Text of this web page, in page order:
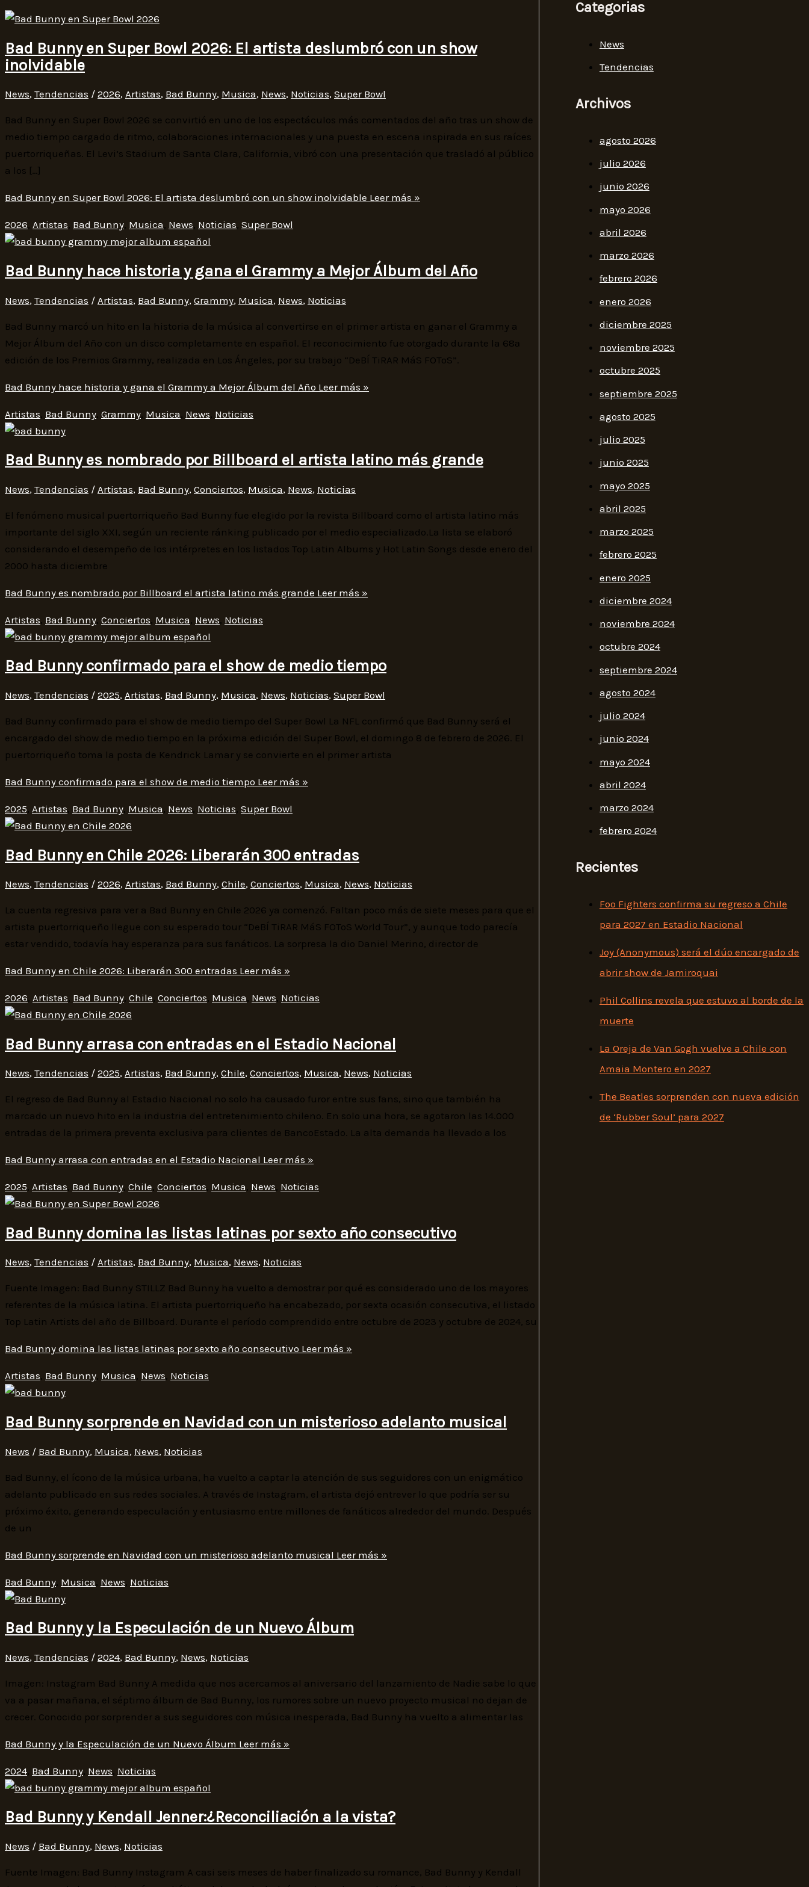
Bad Bunny en Super Bowl 2026: El artista deslumbró con un show
inolvidable
News, Tendencias / 2026, Artistas, Bad Bunny, Musica, News, Noticias, Super Bowl
Bad Bunny en Super Bowl 2026 se convirtió en uno de los espectáculos más comentados del año tras un show de
medio tiempo cargado de ritmo, colaboraciones internacionales y una puesta en escena inspirada en sus raíces
puertorriqueñas. El Levi’s Stadium de Santa Clara, California, vibró con una presentación que trasladó al público
a los […]
Bad Bunny en Super Bowl 2026: El artista deslumbró con un show inolvidable Leer más »
2026, Artistas, Bad Bunny, Musica, News, Noticias, Super Bowl
Bad Bunny hace historia y gana el Grammy a Mejor Álbum del Año
News, Tendencias / Artistas, Bad Bunny, Grammy, Musica, News, Noticias
Bad Bunny marcó un hito en la historia de la música al convertirse en el primer artista en ganar el Grammy a
Mejor Álbum del Año con un disco completamente en español. El reconocimiento fue otorgado durante la 68ª
edición de los Premios Grammy, realizada en Los Ángeles, por su trabajo “DeBÍ TiRAR MáS FOToS”.
Bad Bunny hace historia y gana el Grammy a Mejor Álbum del Año Leer más »
Artistas, Bad Bunny, Grammy, Musica, News, Noticias
Bad Bunny es nombrado por Billboard el artista latino más grande
News, Tendencias / Artistas, Bad Bunny, Conciertos, Musica, News, Noticias
El fenómeno musical puertorriqueño Bad Bunny fue elegido por la revista Billboard como el artista latino más
importante del siglo XXI, según un reciente ránking publicado por el medio especializado.La lista se elaboró
considerando el desempeño de los intérpretes en los listados Top Latin Albums y Hot Latin Songs desde enero del
2000 hasta diciembre
Bad Bunny es nombrado por Billboard el artista latino más grande Leer más »
Artistas, Bad Bunny, Conciertos, Musica, News, Noticias
Bad Bunny confirmado para el show de medio tiempo
News, Tendencias / 2025, Artistas, Bad Bunny, Musica, News, Noticias, Super Bowl
Bad Bunny confirmado para el show de medio tiempo del Super Bowl La NFL confirmó que Bad Bunny será el
encargado del show de medio tiempo en la próxima edición del Super Bowl, el domingo 8 de febrero de 2026. El
puertorriqueño toma la posta de Kendrick Lamar y se convierte en el primer artista
Bad Bunny confirmado para el show de medio tiempo Leer más »
2025, Artistas, Bad Bunny, Musica, News, Noticias, Super Bowl
Bad Bunny en Chile 2026: Liberarán 300 entradas
News, Tendencias / 2026, Artistas, Bad Bunny, Chile, Conciertos, Musica, News, Noticias
La cuenta regresiva para ver a Bad Bunny en Chile 2026 ya comenzó. Faltan poco más de siete meses para que el
artista puertorriqueño llegue con su esperado tour “DeBÍ TiRAR MáS FOToS World Tour”, y aunque todo parecía
estar vendido, todavía hay esperanza para sus fanáticos. La sorpresa la dio Daniel Merino, director de
Bad Bunny en Chile 2026: Liberarán 300 entradas Leer más »
2026, Artistas, Bad Bunny, Chile, Conciertos, Musica, News, Noticias
Bad Bunny arrasa con entradas en el Estadio Nacional
News, Tendencias / 2025, Artistas, Bad Bunny, Chile, Conciertos, Musica, News, Noticias
El regreso de Bad Bunny al Estadio Nacional no solo ha causado furor entre sus fans, sino que también ha
marcado un nuevo hito en la industria del entretenimiento chileno. En solo una hora, se agotaron las 14.000
entradas de la primera preventa exclusiva para clientes de BancoEstado. La alta demanda ha llevado a los
Bad Bunny arrasa con entradas en el Estadio Nacional Leer más »
2025, Artistas, Bad Bunny, Chile, Conciertos, Musica, News, Noticias
Bad Bunny domina las listas latinas por sexto año consecutivo
News, Tendencias / Artistas, Bad Bunny, Musica, News, Noticias
Fuente Imagen: Bad Bunny STILLZ Bad Bunny ha vuelto a demostrar por qué es considerado uno de los mayores
referentes de la música latina. El artista puertorriqueño ha encabezado, por sexta ocasión consecutiva, el listado
Top Latin Artists del año de Billboard. Durante el período comprendido entre octubre de 2023 y octubre de 2024, su
Bad Bunny domina las listas latinas por sexto año consecutivo Leer más »
Artistas, Bad Bunny, Musica, News, Noticias
Bad Bunny sorprende en Navidad con un misterioso adelanto musical
News / Bad Bunny, Musica, News, Noticias
Bad Bunny, el ícono de la música urbana, ha vuelto a captar la atención de sus seguidores con un enigmático
adelanto publicado en sus redes sociales. A través de Instagram, el artista dejó entrever lo que podría ser su
próximo éxito, generando especulación y entusiasmo entre millones de fanáticos alrededor del mundo. Después
de un
Bad Bunny sorprende en Navidad con un misterioso adelanto musical Leer más »
Bad Bunny, Musica, News, Noticias
Bad Bunny y la Especulación de un Nuevo Álbum
News, Tendencias / 2024, Bad Bunny, News, Noticias
Imagen: Instagram Bad Bunny A medida que nos acercamos al aniversario del lanzamiento de Nadie sabe lo que
va a pasar mañana, el séptimo álbum de Bad Bunny, los rumores sobre un nuevo proyecto musical no dejan de
crecer. Conocido por sorprender a sus seguidores con música inesperada, Bad Bunny ha vuelto a alimentar las
Bad Bunny y la Especulación de un Nuevo Álbum Leer más »
2024, Bad Bunny, News, Noticias
Bad Bunny y Kendall Jenner:¿Reconciliación a la vista?
News / Bad Bunny, News, Noticias
Fuente Imagen: Bad Bunny Instagram A casi seis meses de haber finalizado su romance, Bad Bunny y Kendall
Categorias
News
Tendencias
Archivos
agosto 2026
julio 2026
junio 2026
mayo 2026
abril 2026
marzo 2026
febrero 2026
enero 2026
diciembre 2025
noviembre 2025
octubre 2025
septiembre 2025
agosto 2025
julio 2025
junio 2025
mayo 2025
abril 2025
marzo 2025
febrero 2025
enero 2025
diciembre 2024
noviembre 2024
octubre 2024
septiembre 2024
agosto 2024
julio 2024
junio 2024
mayo 2024
abril 2024
marzo 2024
febrero 2024
Recientes
Foo Fighters confirma su regreso a Chile
para 2027 en Estadio Nacional
Joy (Anonymous) será el dúo encargado de
abrir show de Jamiroquai
Phil Collins revela que estuvo al borde de la
muerte
La Oreja de Van Gogh vuelve a Chile con
Amaia Montero en 2027
The Beatles sorprenden con nueva edición
de ‘Rubber Soul’ para 2027